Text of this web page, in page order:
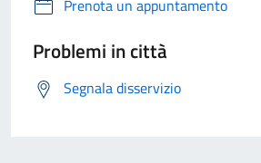
Prenota un appuntamento
Problemi in città
Segnala disservizio